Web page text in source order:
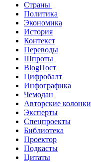
Страны
Политика
Экономика
История
Контекст
Переводы
Шпроты
BlogПост
Цифробалт
Инфографика
Чемодан
Авторские колонки
Эксперты
Спецпроекты
Библиотека
Проектор
Подкасты
Цитаты